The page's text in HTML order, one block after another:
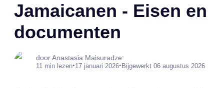
Jamaicanen - Eisen en
documenten
door Anastasia Maisuradze
11 min lezen•17 januari 2026•Bijgewerkt 06 augustus 2026